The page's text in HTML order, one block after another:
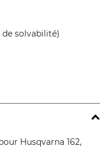
solvabilité)
Husqvarna 162,